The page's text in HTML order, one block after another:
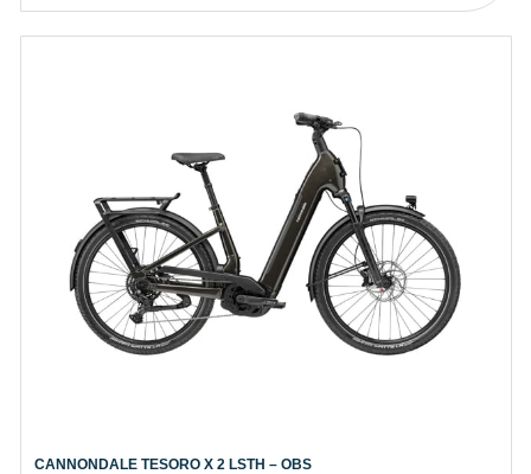
CANNONDALE TESORO X 2 LSTH – OBS